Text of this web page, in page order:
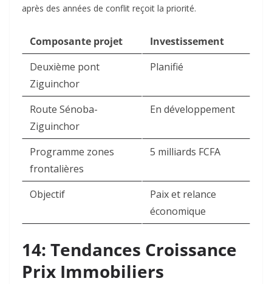
après des années de conflit reçoit la priorité.​
Composante projet
Investissement
Deuxième pont
Ziguinchor
Planifié
Route Sénoba-
Ziguinchor
En développement
Programme zones
frontalières
5 milliards FCFA
Objectif
Paix et relance
économique
14: Tendances Croissance
Prix Immobiliers